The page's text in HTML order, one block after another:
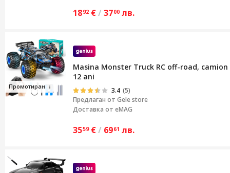
1892 €/ 3700 лв.
Промотиран
Masina Monster Truck RC off-road,
12 ani
3.4 (5)
Предлаган от Gele store
Доставка от eMAG
3559 €/ 6961 лв.